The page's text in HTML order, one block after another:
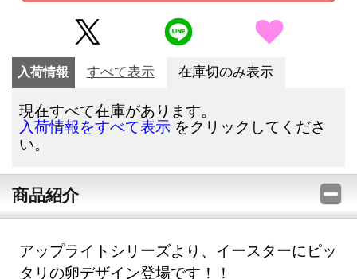
入荷情報 すべて表示 在庫切のみ表示
現在すべて在庫があります。
入荷情報をすべて表示 をクリックしてくださ
い。
商品紹介
アップライトシリーズより、イースターにピッ
タリの卵デザイン登場です！！